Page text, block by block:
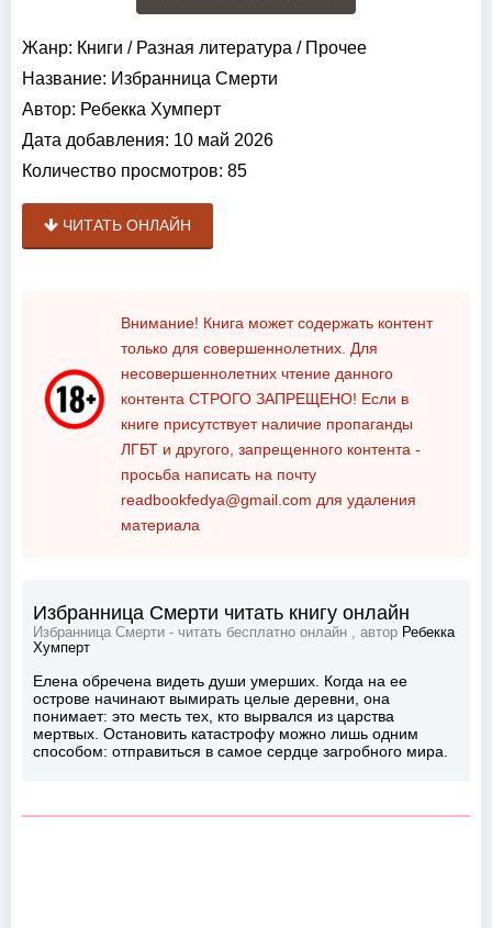
Жанр: Книги / Разная литература / Прочее
Название: Избранница Смерти
Автор: Ребекка Хумперт
Дата добавления: 10 май 2026
Количество просмотров: 85
ЧИТАТЬ ОНЛАЙН
Внимание! Книга может содержать контент
только для совершеннолетних. Для
несовершеннолетних чтение данного
контента СТРОГО ЗАПРЕЩЕНО! Если в
книге присутствует наличие пропаганды
ЛГБТ и другого, запрещенного контента -
просьба написать на почту
readbookfedya@gmail.com для удаления
материала
Избранница Смерти читать книгу онлайн
Избранница Смерти - читать бесплатно онлайн , автор Ребекка
Хумперт
Елена обречена видеть души умерших. Когда на ее
острове начинают вымирать целые деревни, она
понимает: это месть тех, кто вырвался из царства
мертвых. Остановить катастрофу можно лишь одним
способом: отправиться в самое сердце загробного мира.